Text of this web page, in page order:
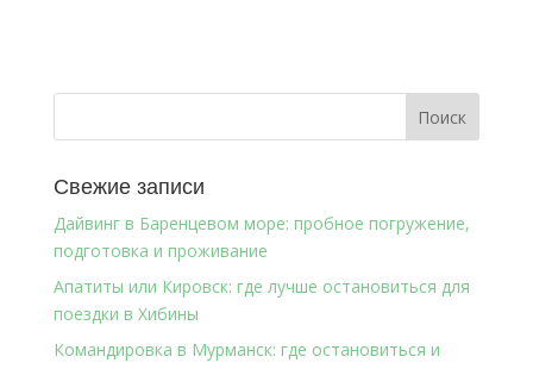
Свежие записи
Дайвинг в Баренцевом море: пробное погружение,
подготовка и проживание
Апатиты или Кировск: где лучше остановиться для
поездки в Хибины
Командировка в Мурманск: где остановиться и